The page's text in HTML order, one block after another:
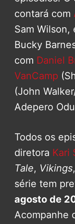
contará com
Sam Wilson,
Bucky
com Daniel
VanCamp
(John
Adepero
Todos os
diretora Kari
Tale, Vikings,
série tem
agosto de
Acompanhe